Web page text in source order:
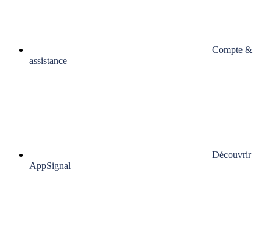
Compte &
assistance
Découvrir
AppSignal